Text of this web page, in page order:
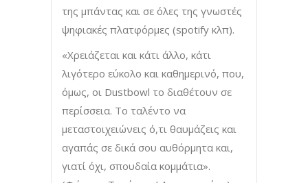
της μπάντας και σε όλες της γνωστές
ψηφιακές πλατφόρμες (spotify κλπ).
«Χρειάζεται και κάτι άλλο, κάτι
λιγότερο εύκολο και καθημερινό, που,
όμως, οι Dustbowl το διαθέτουν σε
περίσσεια. Το ταλέντο να
μεταστοιχειώνεις ό,τι θαυμάζεις και
αγαπάς σε δικά σου αυθόρμητα και,
γιατί όχι, σπουδαία κομμάτια».